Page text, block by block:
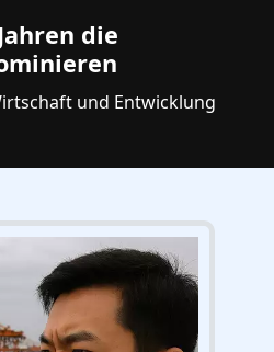
die
und Entwicklung